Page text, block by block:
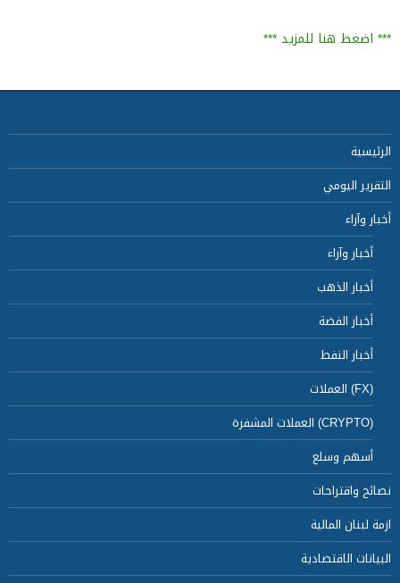
*** اضغط هنا للمزيد ***
الرئيسية
التقرير اليومي
أخبار وآراء
أخبار وآراء
أخبار الذهب
أخبار الفضة
أخبار النفط
(FX) العملات
(CRYPTO) العملات المشفرة
أسهم وسلع
نصائح واقتراحات
ازمة لبنان المالية
البيانات الاقتصادية